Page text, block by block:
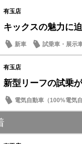
有玉店
キックスの魅力に
新車 試乗車・展示
有玉店
新型リーフの試乗
電気自動車（100%電気自
試乗車・展示車
新